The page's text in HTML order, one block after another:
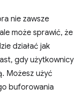
nie zawsze
może sprawić, że
działać jak
gdy użytkownicy
Możesz użyć
buforowania